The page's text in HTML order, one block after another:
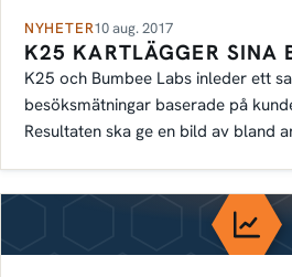
NYHETER10 aug. 2017
K25 KARTLÄGGER SINA
K25 och Bumbee Labs inleder ett
besöksmätningar baserade på
Resultaten ska ge en bild av bland